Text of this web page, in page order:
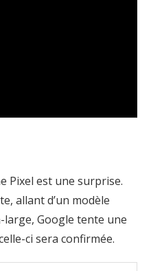
Pixel est une surprise.
allant d’un modèle
Google tente une
ci sera confirmée.